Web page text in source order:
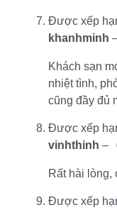
Được xếp
khanhminh
Khách sạn
nhiệt tình,
cũng đầy đủ
Được xếp
vinhthinh –
Rất hài lòng,
Được xếp